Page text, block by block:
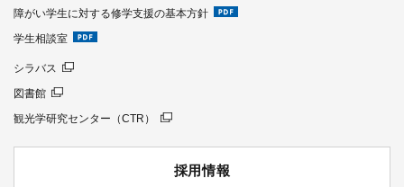
障がい学生に対する修学支援の基本方針
学生相談室
シラバス
図書館
観光学研究センター（CTR）
採用情報